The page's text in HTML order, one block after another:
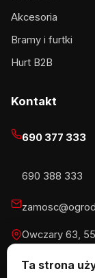
Ta strona
Akcesoria
Bramy i furtki
Hurt B2B
Kontakt
690 377 333
690 388 333
Owczary 63,
Pn-Pt 8-16, Sb